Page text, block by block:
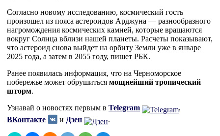
Согласно новому исследованию, космический гость
произошел из пояса астероидов Арджуна — разнообразного
нагромождения космических камней, которые вращаются
вокруг Солнца вблизи нашей планеты. Расчеты показывают,
что астероид снова выйдет на орбиту Земли уже в январе
2025 года, а затем в 2055 году, пишет РБК.
Ранее появилась информация, что на Черноморское
побережье может обрушиться мощнейший тропический
шторм.
Узнавай о новостях первым в Telegram
,
ВКонтакте
и Дзен .